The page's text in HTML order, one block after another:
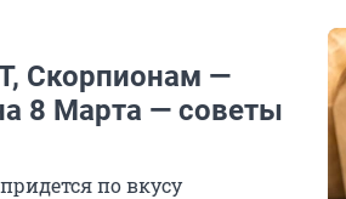
Скорпионам —
8 Марта — советы
по вкусу